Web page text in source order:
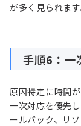
が多く見られます
手順6：一
原因特定に時間
一次対応を優先
ールバック、リ